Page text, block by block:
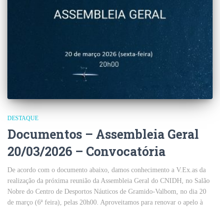
DESTAQUE
Documentos – Assembleia Geral
20/03/2026 – Convocatória
De acordo com o documento abaixo, damos conhecimento a V.Ex.as da
realização da próxima reunião da Assembleia Geral do CNIDH, no Salão
Nobre do Centro de Desportos Náuticos de Gramido-Valbom, no dia 20
de março (6ª feira), pelas 20h00. Aproveitamos para renovar o apelo à